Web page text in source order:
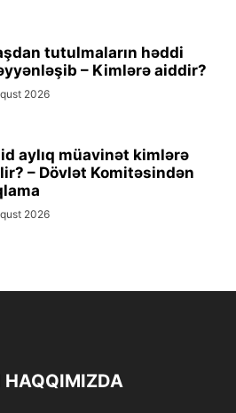
tutulmaların həddi
– Kimlərə aiddir?
2026
aylıq müavinət kimlərə
– Dövlət Komitəsindən
2026
HAQQIMIZDA